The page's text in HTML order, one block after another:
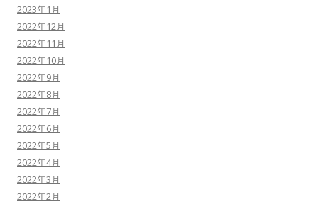
2023年1月
2022年12月
2022年11月
2022年10月
2022年9月
2022年8月
2022年7月
2022年6月
2022年5月
2022年4月
2022年3月
2022年2月